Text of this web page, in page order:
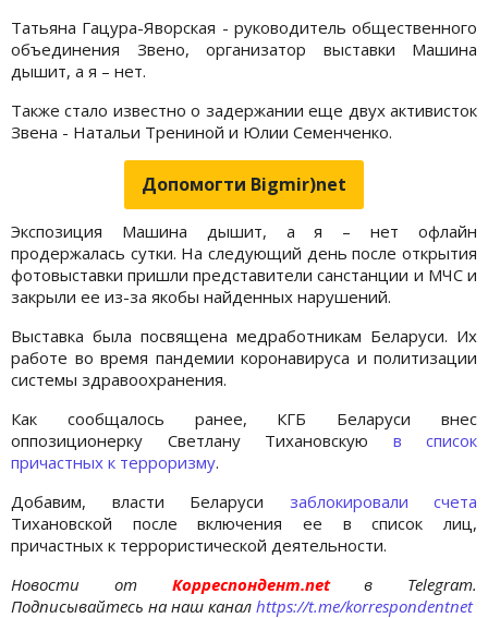
Татьяна Гацура-Яворская - руководитель общественного
объединения Звено, организатор выставки Машина
дышит, а я – нет.
Также стало известно о задержании еще двух активисток
Звена - Натальи Трениной и Юлии Семенченко.
Допомогти Bigmir)net
Экспозиция Машина дышит, а я – нет офлайн
продержалась сутки. На следующий день после открытия
фотовыставки пришли представители санстанции и МЧС и
закрыли ее из-за якобы найденных нарушений.
Выставка была посвящена медработникам Беларуси. Их
работе во время пандемии коронавируса и политизации
системы здравоохранения.
Как сообщалось ранее, КГБ Беларуси внес
оппозиционерку Светлану Тихановскую в список
причастных к терроризму.
Добавим, власти Беларуси заблокировали счета
Тихановской после включения ее в список лиц,
причастных к террористической деятельности.
Новости отКорреспондент.netв Telegram.
Подписывайтесь на наш канал https://t.me/korrespondentnet